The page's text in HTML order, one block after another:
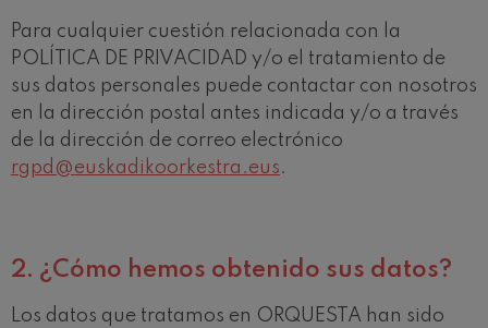
Para cualquier cuestión relacionada con la
POLÍTICA DE PRIVACIDAD y/o el tratamiento de
sus datos personales puede contactar con nosotros
en la dirección postal antes indicada y/o a través
de la dirección de correo electrónico
rgpd@euskadikoorkestra.eus.
2. ¿Cómo hemos obtenido sus datos?
Los datos que tratamos en ORQUESTA han sido